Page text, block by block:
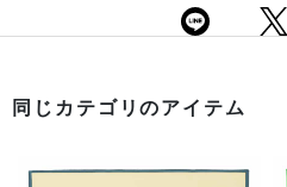
同じカテゴリのアイテム